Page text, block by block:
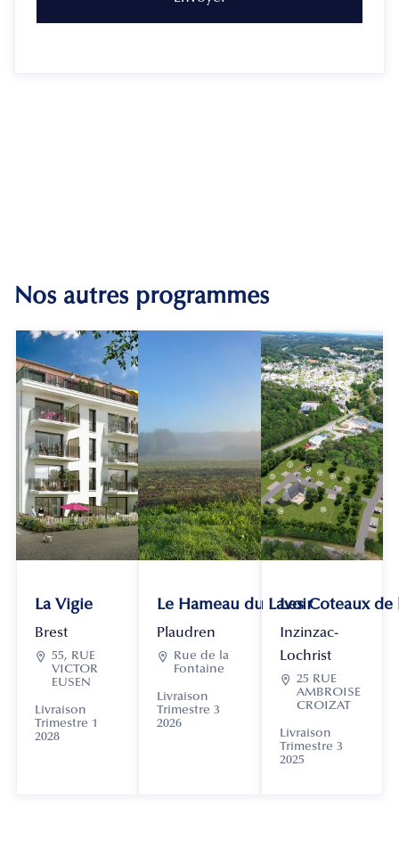
Nos autres programmes
La Vigie
Brest
 55, RUE
VICTOR
EUSEN
Livraison
Trimestre 1
2028
Le Hameau du Lavoir
Plaudren

Rue de la
Fontaine
Livraison
Trimestre 3
2026
Les Coteaux
Inzinzac-
Lochrist
 25 RUE
AMBROISE
CROIZAT
Livraison
Trimestre 3
2025